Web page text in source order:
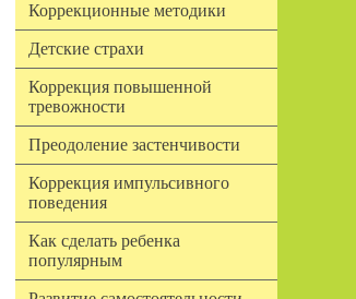
Коррекционные методики
Детские страхи
Коррекция повышенной
тревожности
Преодоление застенчивости
Коррекция импульсивного
поведения
Как сделать ребенка
популярным